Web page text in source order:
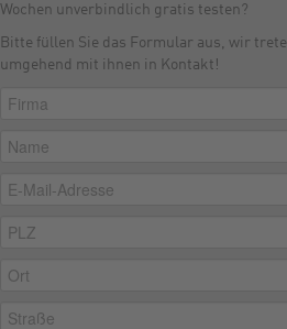
Wochen unverbindlich gratis testen?
Bitte füllen Sie das Formular aus, wir
umgehend mit ihnen in Kontakt!